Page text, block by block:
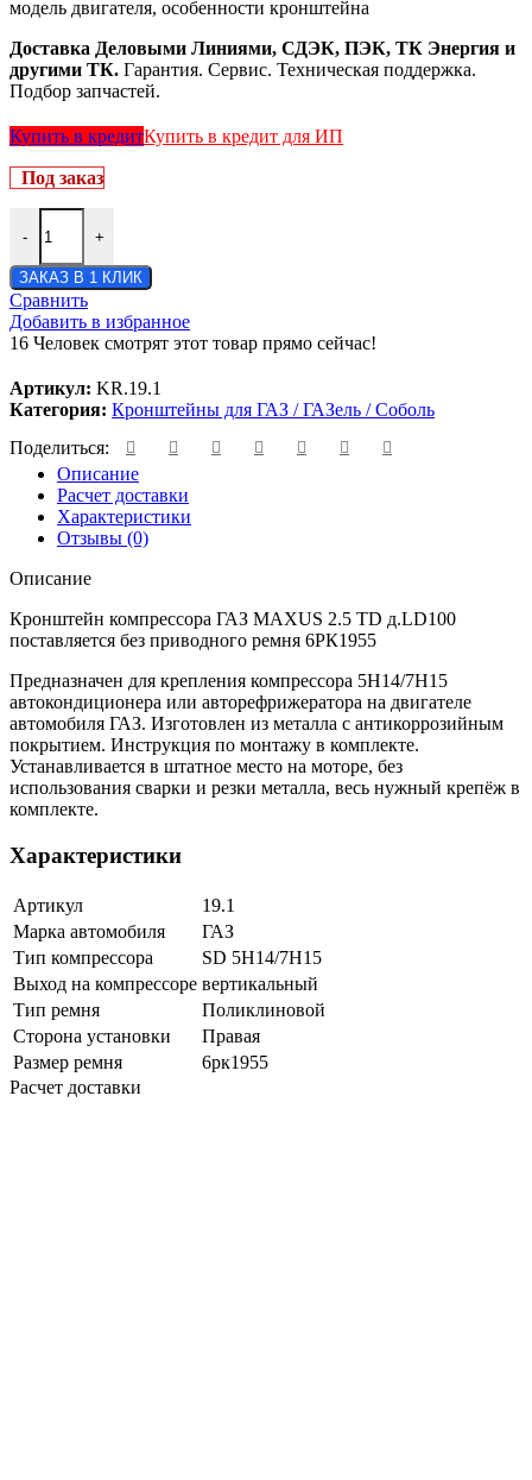
модель двигателя, особенности кронштейна
Доставка Деловыми Линиями, СДЭК, ПЭК, ТК Энергия и
другими ТК. Гарантия. Сервис. Техническая поддержка.
Подбор запчастей.
Купить в кредитКупить в кредит для ИП
Под заказ
- +
ЗАКАЗ В 1 КЛИК
Сравнить
Добавить в избранное
16 Человек смотрят этот товар прямо сейчас!
Артикул: KR.19.1
Категория: Кронштейны для ГАЗ / ГАЗель / Соболь
Поделиться:
Описание
Расчет доставки
Характеристики
Отзывы (0)
Описание
Кронштейн компрессора ГАЗ MAXUS 2.5 TD д.LD100
поставляется без приводного ремня 6РК1955
Предназначен для крепления компрессора 5H14/7H15
автокондиционера или авторефрижератора на двигателе
автомобиля ГАЗ. Изготовлен из металла с антикоррозийным
покрытием. Инструкция по монтажу в комплекте.
Устанавливается в штатное место на моторе, без
использования сварки и резки металла, весь нужный крепёж в
комплекте.
Характеристики
Артикул
19.1
Марка автомобиля
ГАЗ
Тип компрессора
SD 5H14/7H15
Выход на компрессоре вертикальный
Тип ремня
Поликлиновой
Сторона установки
Правая
Размер ремня
6рк1955
Расчет доставки